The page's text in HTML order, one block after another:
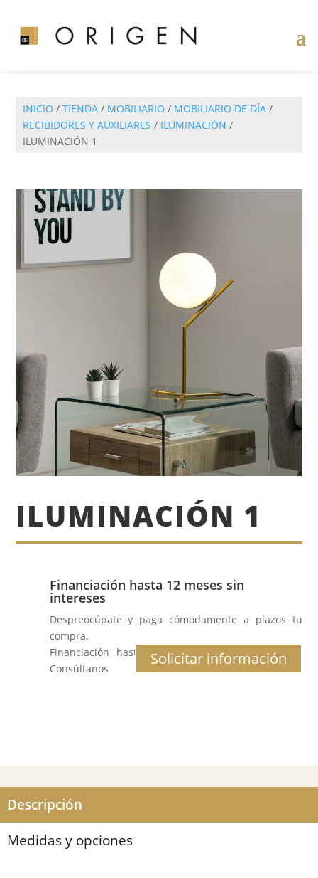
INICIO /TIENDA / MOBILIARIO / MOBILIARIO DE DÍA /
RECIBIDORES Y AUXILIARES / ILUMINACIÓN /
ILUMINACIÓN 1
ILUMINACIÓN 1
Financiación hasta 12 meses sin
intereses
Despreocúpate y paga cómodamente a plazos tu
compra.
Financiación hasta 12 meses al 0% de interés.
Consúltanos
Solicitar información
Descripción
Medidas y opciones